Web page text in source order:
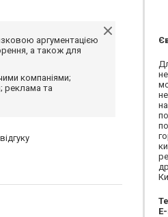
аргументацією
а також для
компаніями;
реклама та